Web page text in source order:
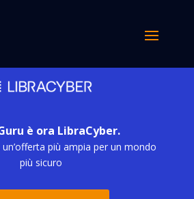
è ora LibraCyber.
più ampia per un mondo
più sicuro